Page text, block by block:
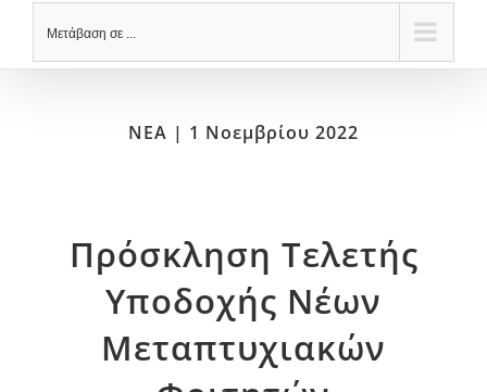
Μετάβαση σε ...
ΝΕΑ | 1 Νοεμβρίου 2022
Πρόσκληση Tελετής
Υποδοχής Νέων
Μεταπτυχιακών